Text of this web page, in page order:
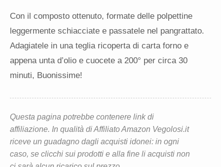
Con il composto ottenuto, formate delle polpettine
leggermente schiacciate e passatele nel pangrattato.
Adagiatele in una teglia ricoperta di carta forno e
appena unta d’olio e cuocete a 200° per circa 30
minuti, Buonissime!
Questa pagina potrebbe contenere link di
affiliazione. In qualità di Affiliato Amazon Vegolosi.it
riceve un guadagno dagli acquisti idonei: in ogni
caso, se clicchi sui prodotti e alla fine li acquisti non